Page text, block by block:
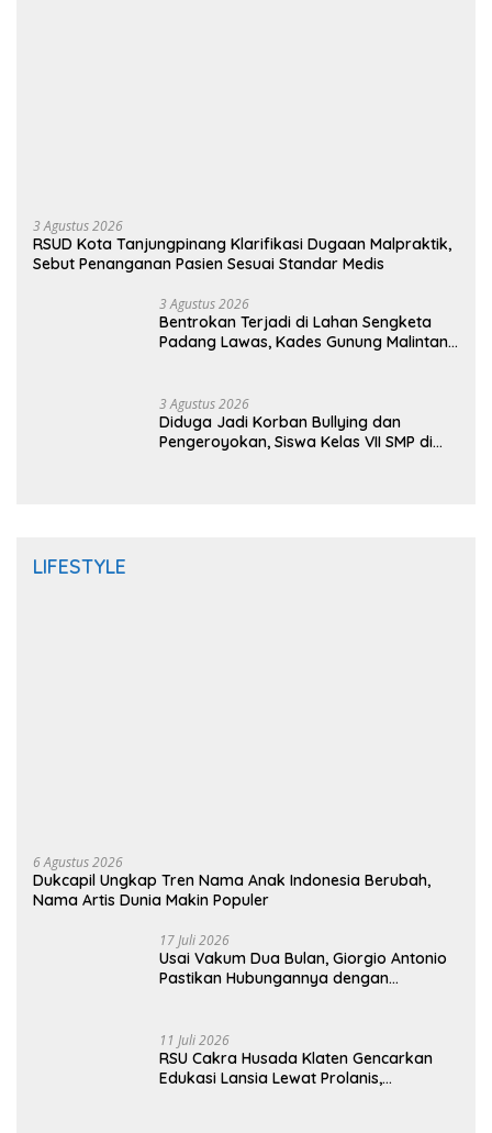
3 Agustus 2026
RSUD Kota Tanjungpinang Klarifikasi Dugaan Malpraktik,
Sebut Penanganan Pasien Sesuai Standar Medis
3 Agustus 2026
Bentrokan Terjadi di Lahan Sengketa
Padang Lawas, Kades Gunung Malintang
3 Agustus 2026
Diduga Jadi Korban Bullying dan
Pengeroyokan, Siswa Kelas VII SMP di
LIFESTYLE
6 Agustus 2026
Dukcapil Ungkap Tren Nama Anak Indonesia Berubah,
Nama Artis Dunia Makin Populer
17 Juli 2026
Usai Vakum Dua Bulan, Giorgio Antonio
Pastikan Hubungannya dengan
11 Juli 2026
RSU Cakra Husada Klaten Gencarkan
Edukasi Lansia Lewat Prolanis,